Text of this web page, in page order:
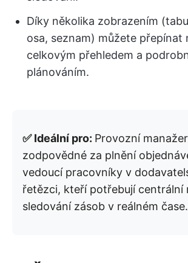
Díky několika zobrazením
osa, seznam) můžete přepínat
celkovým přehledem a
plánováním.
✅ Ideální pro: Provozní
zodpovědné za plnění
vedoucí pracovníky v
řetězci, kteří potřebují centrální
sledování zásob v reálném čase.